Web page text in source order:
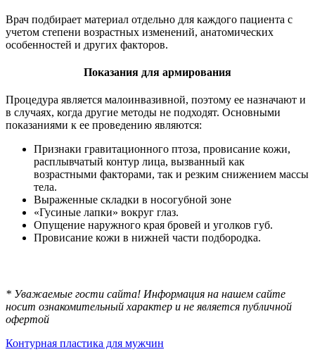
Врач подбирает материал отдельно для каждого пациента с
учетом степени возрастных изменений, анатомических
особенностей и других факторов.
Показания для армирования
Процедура является малоинвазивной, поэтому ее назначают и
в случаях, когда другие методы не подходят. Основными
показаниями к ее проведению являются:
Признаки гравитационного птоза, провисание кожи,
расплывчатый контур лица, вызванный как
возрастными факторами, так и резким снижением массы
тела.
Выраженные складки в носогубной зоне
«Гусиные лапки» вокруг глаз.
Опущение наружного края бровей и уголков губ.
Провисание кожи в нижней части подбородка.
* Уважаемые гости сайта! Информация на нашем сайте
носит ознакомительный характер и не является публичной
офертой
Контурная пластика для мужчин